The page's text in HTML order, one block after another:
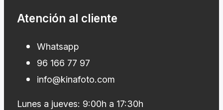
Atención al cliente
Whatsapp
96 166 77 97
info@kinafoto.com
Lunes a jueves: 9:00h a 17:30h